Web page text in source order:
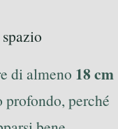
di almeno 18 cm
profondo, perché